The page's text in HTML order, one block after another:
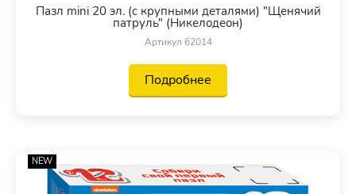
Пазл mini 20 эл. (с крупными деталями) "Щенячий
патруль" (Никелодеон)
Артикул 62014
Подробнее
NEW